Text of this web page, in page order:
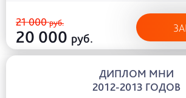
21 000руб.
20 000 руб.
ДИПЛОМ МНИ
2012-2013 ГОДОВ